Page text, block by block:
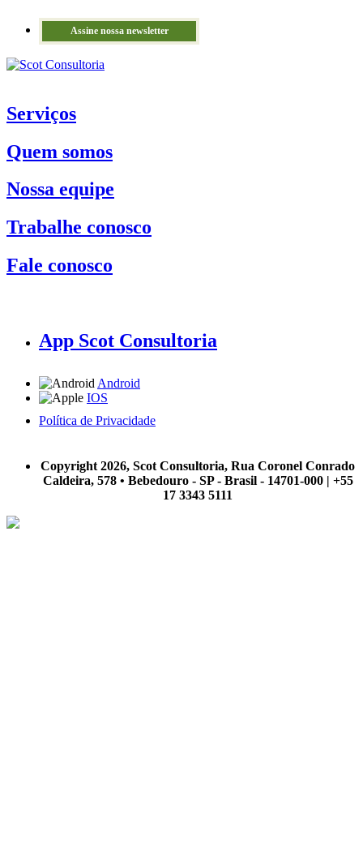
Assine nossa newsletter
Serviços
Quem somos
Nossa equipe
Trabalhe conosco
Fale conosco
App Scot Consultoria
Android
IOS
Política de Privacidade
Copyright 2026, Scot Consultoria, Rua Coronel Conrado
Caldeira, 578 • Bebedouro - SP - Brasil - 14701-000 | +55
17 3343 5111